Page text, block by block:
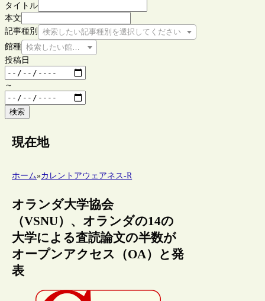
タイトル
本文
記事種別
検索したい記事種別を選択してください
館種 検索したい館種を選択してください
投稿日
～
検索
現在地
ホーム»カレントアウェアネス-R
オランダ大学協会
（VSNU）、オランダの14の
大学による査読論文の半数が
オープンアクセス（OA）と発
表